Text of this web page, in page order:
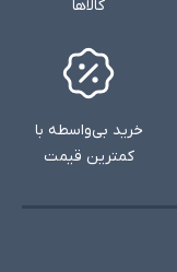
کالاها
خرید بی‌واسطه با
کمترین قیمت